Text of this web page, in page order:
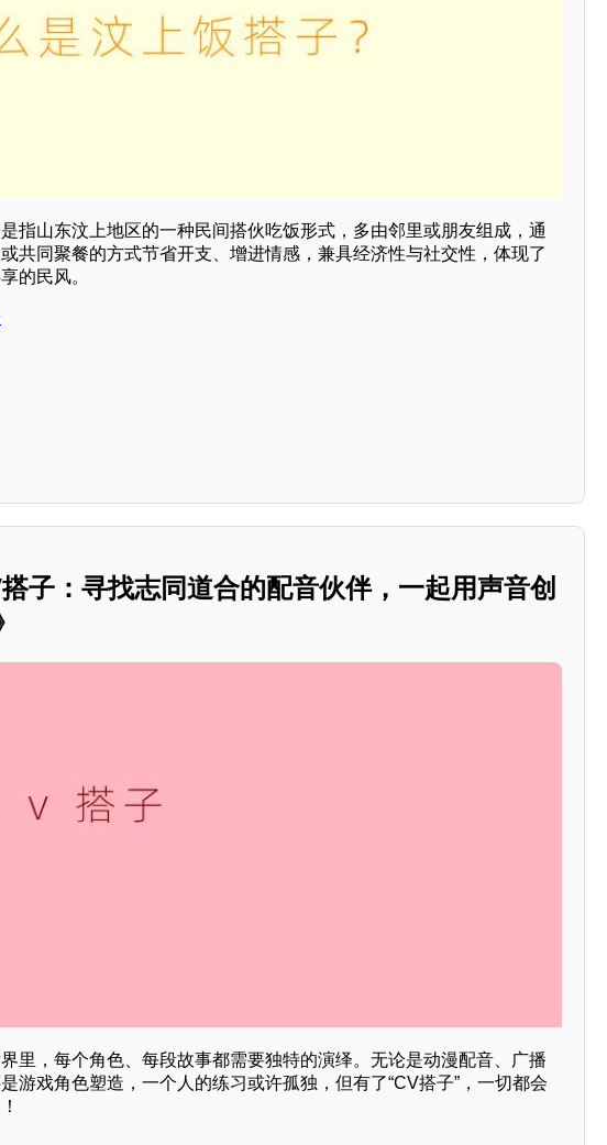
指山东汶上地区的一种民间搭伙吃饭形式，多由邻里或朋友组成，通
共同聚餐的方式节省开支、增进情感，兼具经济性与社交性，体现了
的民风。
搭子：寻找志同道合的配音伙伴，一起用声音创
里，每个角色、每段故事都需要独特的演绎。无论是动漫配音、广播
游戏角色塑造，一个人的练习或许孤独，但有了“CV搭子”，一切都会